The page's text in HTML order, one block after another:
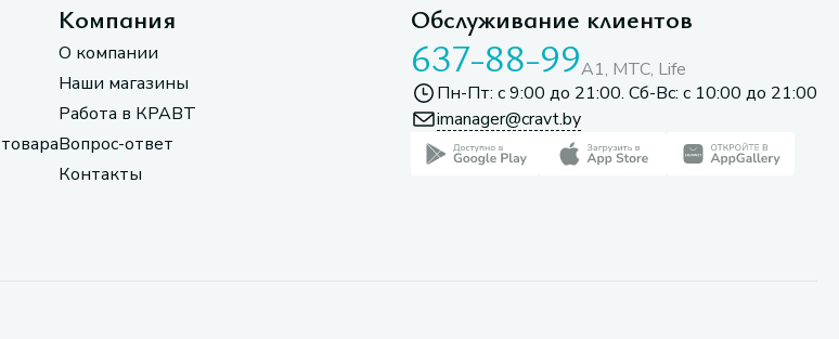
Компания
О компании
Наши магазины
Работа в КРАВТ
Вопрос-ответ
Контакты
Обслуживание клиентов
637-88-99A1, МТС, Life
Пн-Пт: с 9:00 до 21:00. Сб-Вс: с 10:00 до 21:00
imanager@cravt.by